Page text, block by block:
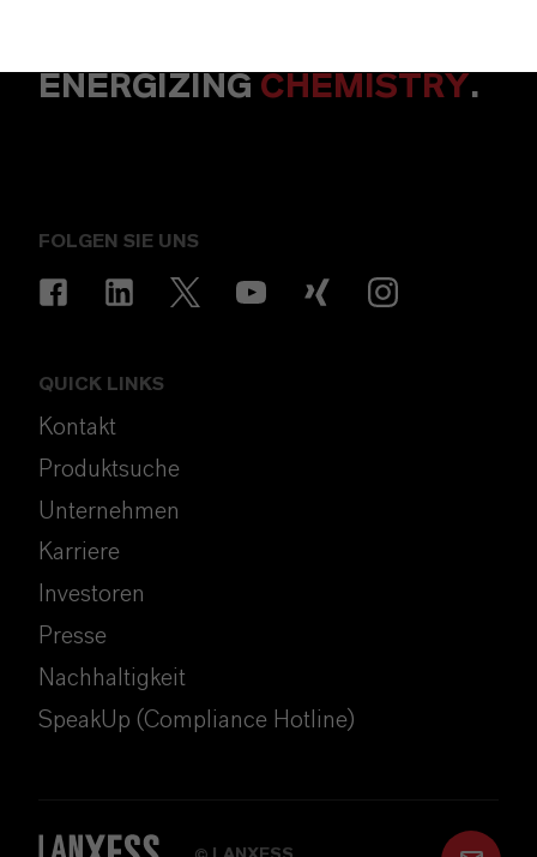
ENERGIZING CHEMISTRY.
FOLGEN SIE UNS
QUICK LINKS
Kontakt
Produktsuche
Unternehmen
Karriere
Investoren
Presse
Nachhaltigkeit
SpeakUp (Compliance Hotline)